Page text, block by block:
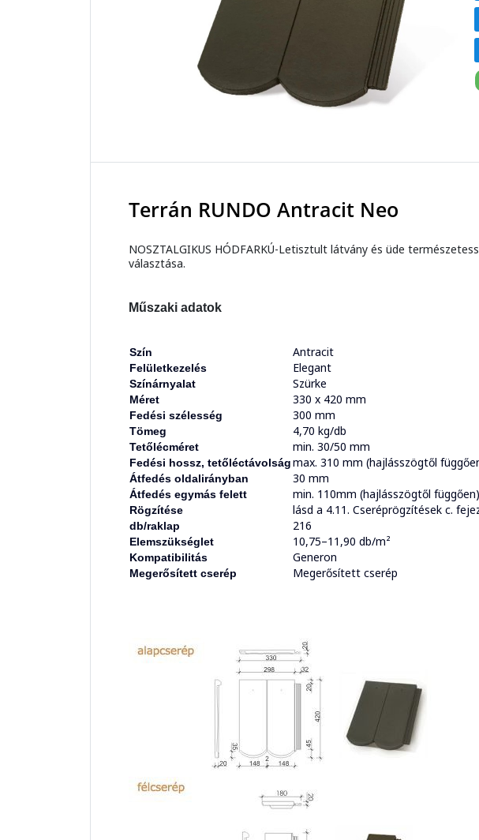
Terrán RUNDO Antracit Neo
NOSZTALGIKUS HÓDFARKÚ-Letisztult látvány és üde
választása.
Műszaki adatok
Szín Antracit
Felületkezelés Elegant
Színárnyalat Szürke
Méret 330 x 420 mm
Fedési szélesség 300 mm
Tömeg 4,70 kg/db
Tetőlécméret min. 30/50 mm
Fedési hossz, tetőléctávolságmax. 310 mm (hajlásszögtől
Átfedés oldalirányban 30 mm
Átfedés egymás felett min. 110mm (hajlásszögtől függően)
Rögzítése lásd a 4.11. Cseréprögzítések c.
db/raklap 216
Elemszükséglet 10,75–11,90 db/m²
Kompatibilitás Generon
Megerősített cserép Megerősített cserép